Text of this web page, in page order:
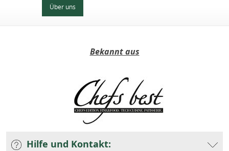
Über uns
Bekannt aus
Hilfe und Kontakt: